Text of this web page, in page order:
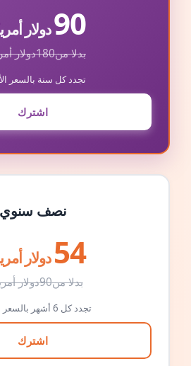
90دولار
بدلا من180دولار
تجدد كل سنة بالسعر
اشترك
نصف سنوي
54 دولار
بدلا من90دولار
تجدد كل 6 أشهر بالسعر الأصلي
اشترك